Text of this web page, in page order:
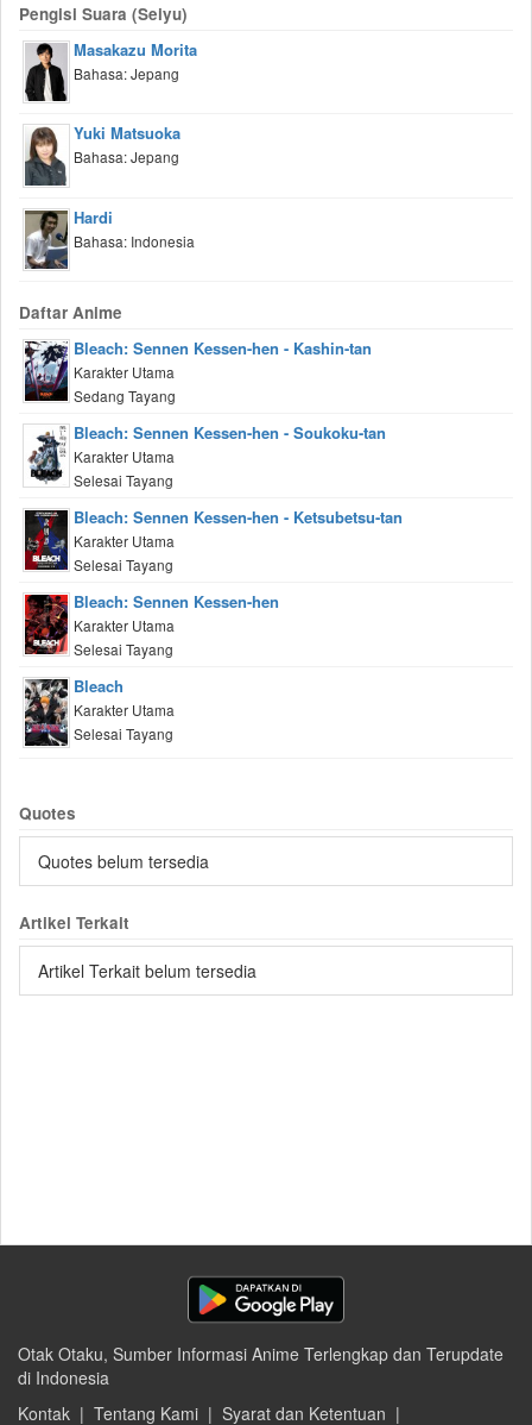
Pengisi Suara (Seiyu)
Masakazu Morita
Bahasa: Jepang
Yuki Matsuoka
Bahasa: Jepang
Hardi
Bahasa: Indonesia
Daftar Anime
Bleach: Sennen Kessen-hen - Kashin-tan
Karakter Utama
Sedang Tayang
Bleach: Sennen Kessen-hen - Soukoku-tan
Karakter Utama
Selesai Tayang
Bleach: Sennen Kessen-hen - Ketsubetsu-tan
Karakter Utama
Selesai Tayang
Bleach: Sennen Kessen-hen
Karakter Utama
Selesai Tayang
Bleach
Karakter Utama
Selesai Tayang
Quotes
Quotes belum tersedia
Artikel Terkait
Artikel Terkait belum tersedia
Otak Otaku, Sumber Informasi Anime Terlengkap dan Terupdate
di Indonesia
Kontak | Tentang Kami | Syarat dan Ketentuan |